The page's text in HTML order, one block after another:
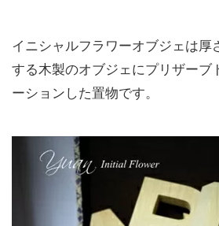
イニシャルフラワーオブジェは厚
する木製のオブジェにプリザーブ
ーションした置物です。